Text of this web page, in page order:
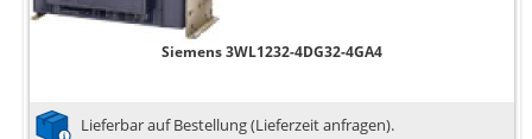
Siemens 3WL1232-4DG32-4GA4
Lieferbar auf Bestellung (Lieferzeit anfragen).